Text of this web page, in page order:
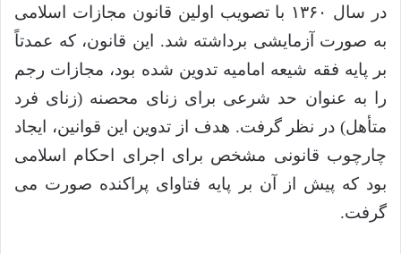
در سال ۱۳۶۰ با تصویب اولین قانون مجازات اسلامی
به صورت آزمایشی برداشته شد. این قانون، که عمدتاً
بر پایه فقه شیعه امامیه تدوین شده بود، مجازات رجم
را به عنوان حد شرعی برای زنای محصنه (زنای فرد
متأهل) در نظر گرفت. هدف از تدوین این قوانین، ایجاد
چارچوب قانونی مشخص برای اجرای احکام اسلامی
بود که پیش از آن بر پایه فتاوای پراکنده صورت می
گرفت.